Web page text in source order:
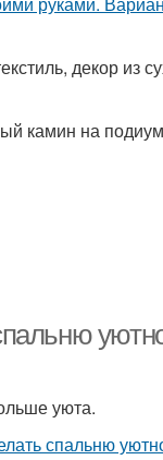
декор из
камин на
уюта.